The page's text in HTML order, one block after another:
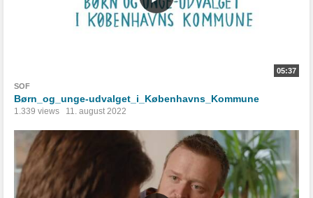
05:37
SOF
Børn_og_unge-udvalget_i_Københavns_Kommune
1.339 views 11. august 2022